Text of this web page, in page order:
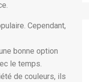
Cependant,
bonne option
le temps.
de couleurs, ils